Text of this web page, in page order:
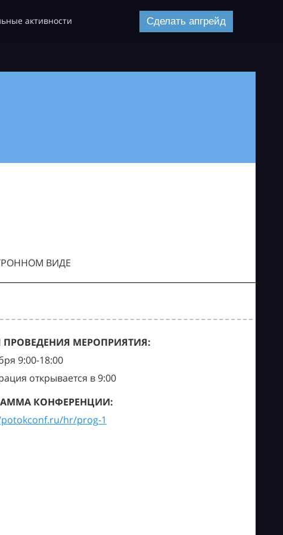
активности Сделать апгрейд
ВИДЕ
ПРОВЕДЕНИЯ МЕРОПРИЯТИЯ:
9:00-18:00
открывается в 9:00
КОНФЕРЕНЦИИ:
hr/prog-1